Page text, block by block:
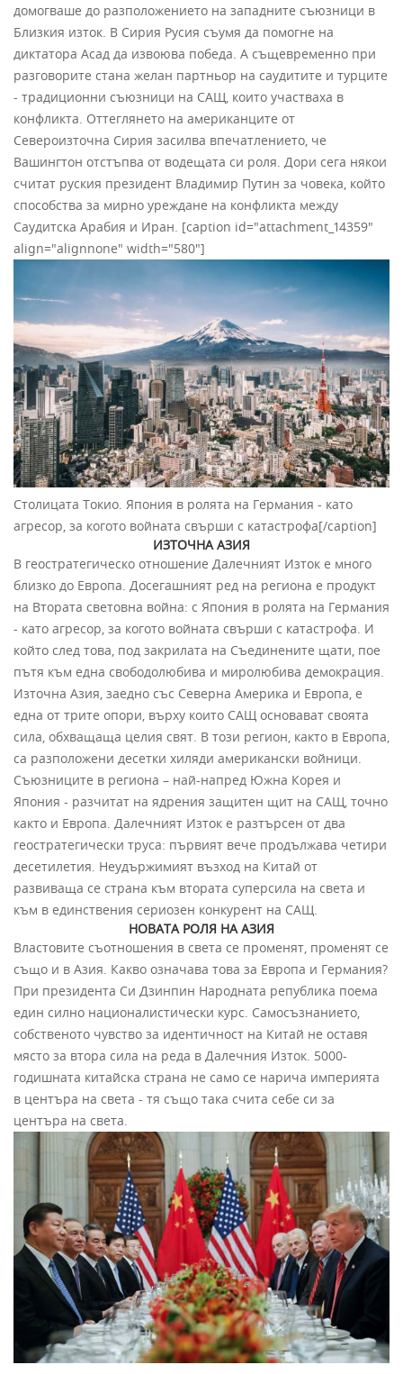
домогваше до разположението на западните съюзници в
Близкия изток. В Сирия Русия съумя да помогне на
диктатора Асад да извоюва победа. А същевременно при
разговорите стана желан партньор на саудитите и турците
- традиционни съюзници на САЩ, които участваха в
конфликта. Оттеглянето на американците от
Североизточна Сирия засилва впечатлението, че
Вашингтон отстъпва от водещата си роля. Дори сега някои
считат руския президент Владимир Путин за човека, който
способства за мирно уреждане на конфликта между
Саудитска Арабия и Иран. [caption id="attachment_14359"
align="alignnone" width="580"]
Столицата Токио. Япония в ролята на Германия - като
агресор, за когото войната свърши с катастрофа[/caption]
ИЗТОЧНА АЗИЯ
В геостратегическо отношение Далечният Изток е много
близко до Европа. Досегашният ред на региона е продукт
на Втората световна война: с Япония в ролята на Германия
- като агресор, за когото войната свърши с катастрофа. И
който след това, под закрилата на Съединените щати, пое
пътя към една свободолюбива и миролюбива демокрация.
Източна Азия, заедно със Северна Америка и Европа, е
една от трите опори, върху които САЩ основават своята
сила, обхващаща целия свят. В този регион, както в Европа,
са разположени десетки хиляди американски войници.
Съюзниците в региона – най-напред Южна Корея и
Япония - разчитат на ядрения защитен щит на САЩ, точно
както и Европа. Далечният Изток е разтърсен от два
геостратегически труса: първият вече продължава четири
десетилетия. Неудържимият възход на Китай от
развиваща се страна към втората суперсила на света и
към в единствения сериозен конкурент на САЩ.
НОВАТА РОЛЯ НА АЗИЯ
Властовите съотношения в света се променят, променят се
също и в Азия. Какво означава това за Европа и Германия?
При президента Си Дзинпин Народната република поема
един силно националистически курс. Самосъзнанието,
собственото чувство за идентичност на Китай не оставя
място за втора сила на реда в Далечния Изток. 5000-
годишната китайска страна не само се нарича империята
в центъра на света - тя също така счита себе си за
центъра на света.